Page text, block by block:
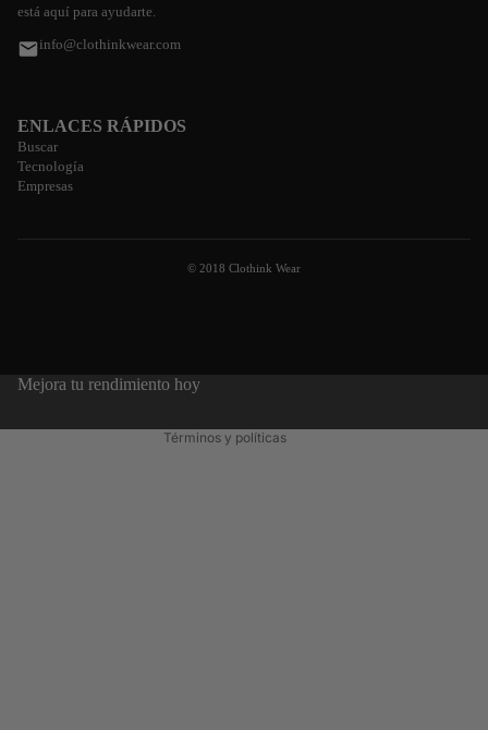
está aquí para ayudarte.
info@clothinkwear.com
ENLACES RÁPIDOS
Buscar
Tecnología
Empresas
© 2018 Clothink Wear
Mejora tu rendimiento hoy
Términos y políticas
Política de reembolso